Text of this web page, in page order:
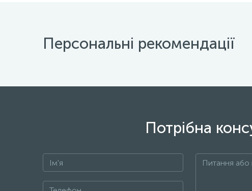
Персональні рекомендації
Потрібна